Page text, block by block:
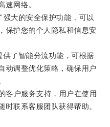
速网络。
大的安全保护功能，可以
保护您的个人隐私和信息安
了智能分流功能，可根据
动调整优化策略，确保用户
户服务支持，用户在使用
时联系客服团队获得帮助。